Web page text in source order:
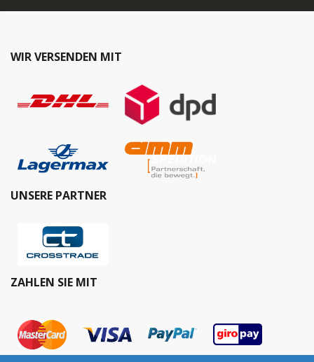
WIR VERSENDEN MIT
UNSERE PARTNER
ZAHLEN SIE MIT